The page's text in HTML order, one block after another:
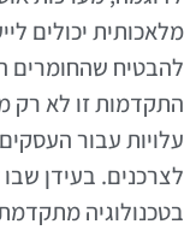
מלאכותית יכולים
להבטיח שהחומרים
התקדמות זו לא
עלויות עבור
לצרכנים. בעידן
בטכנולוגיה